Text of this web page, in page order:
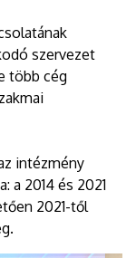
szervezet
több cég
intézmény
a 2014 és 2021
2021-től